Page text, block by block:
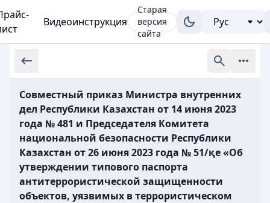
Видеоинструкция
Старая
версия
сайта
Совместный приказ Министра внутренних
дел Республики Казахстан от 14 июня 2023
года № 481 и Председателя Комитета
национальной безопасности Республики
Казахстан от 26 июня 2023 года № 51/қе «Об
утверждении типового паспорта
антитеррористической защищенности
объектов, уязвимых в террористическом